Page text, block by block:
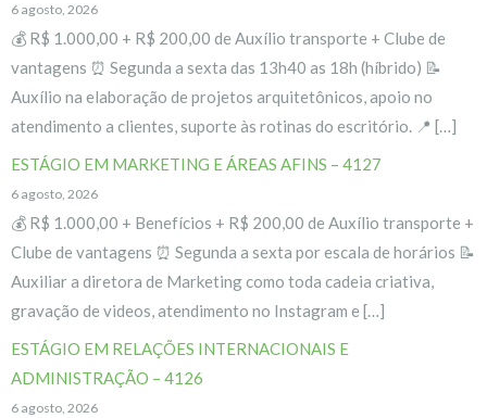
6 agosto, 2026
💰 R$ 1.000,00 + R$ 200,00 de Auxílio transporte + Clube de
vantagens ⏰ Segunda a sexta das 13h40 as 18h (híbrido) 📝
Auxílio na elaboração de projetos arquitetônicos, apoio no
atendimento a clientes, suporte às rotinas do escritório. 📍 […]
ESTÁGIO EM MARKETING E ÁREAS AFINS – 4127
6 agosto, 2026
💰 R$ 1.000,00 + Benefícios + R$ 200,00 de Auxílio transporte +
Clube de vantagens ⏰ Segunda a sexta por escala de horários 📝
Auxiliar a diretora de Marketing como toda cadeia criativa,
gravação de videos, atendimento no Instagram e […]
ESTÁGIO EM RELAÇÕES INTERNACIONAIS E
ADMINISTRAÇÃO – 4126
6 agosto, 2026